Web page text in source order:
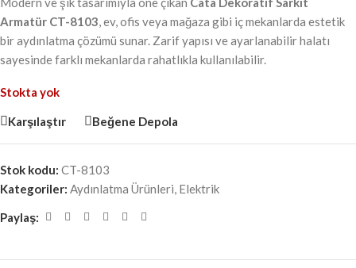
Armatür CT-8103, ev, ofis veya mağaza gibi iç mekanlarda estetik
bir aydınlatma çözümü sunar. Zarif yapısı ve ayarlanabilir halatı
sayesinde farklı mekanlarda rahatlıkla kullanılabilir.
Stokta yok
Karşılaştır Beğene Depola
Stok kodu: CT-8103
Kategoriler: Aydınlatma Ürünleri, Elektrik
Paylaş: